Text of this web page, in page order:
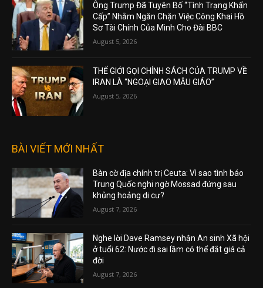
Ông Trump Đã Tuyên Bố “Tình Trạng Khẩn
Cấp” Nhằm Ngăn Chặn Việc Công Khai Hồ
Sơ Tài Chính Của Mình Cho Đài BBC
August 5, 2026
THẾ GIỚI GỌI CHÍNH SÁCH CỦA TRUMP VỀ
IRAN LÀ “NGOẠI GIAO MẪU GIÁO”
August 5, 2026
BÀI VIẾT MỚI NHẤT
Bàn cờ địa chính trị Ceuta: Vì sao tình báo
Trung Quốc nghi ngờ Mossad đứng sau
khủng hoảng di cư?
August 7, 2026
Nghe lời Dave Ramsey nhận An sinh Xã hội
ở tuổi 62: Nước đi sai lầm có thể đắt giá cả
đời
August 7, 2026